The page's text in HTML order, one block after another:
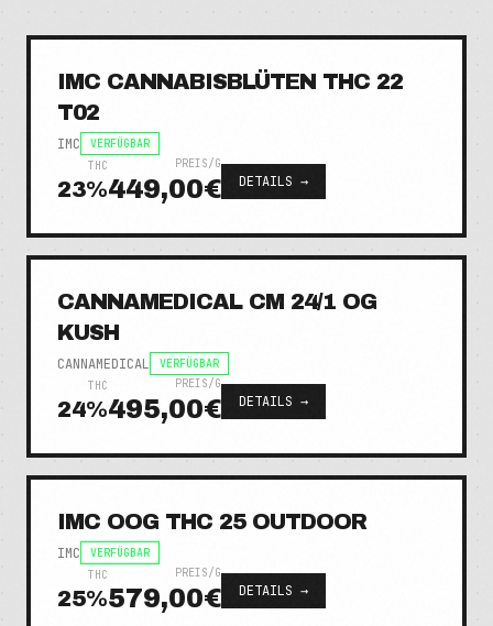
IMC CANNABISBLÜTEN THC 22
T02
IMC
VERFÜGBAR
THC
23%
PREIS/G
449,00€ DETAILS →
CANNAMEDICAL CM 24/1 OG
KUSH
CANNAMEDICAL
VERFÜGBAR
THC
24%
PREIS/G
495,00€ DETAILS →
IMC OOG THC 25 OUTDOOR
IMC
VERFÜGBAR
THC
25%
PREIS/G
579,00€ DETAILS →